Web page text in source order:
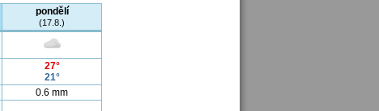
pondělí
(17.8.)
27°
21°
0.6 mm